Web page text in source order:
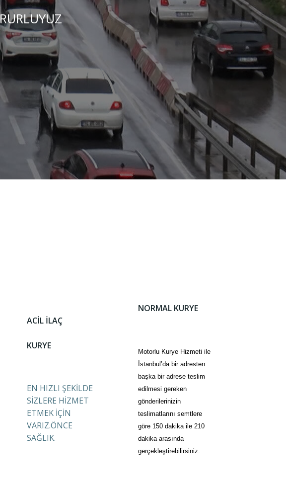
ACİL İLAÇ
KURYE
EN HIZLI ŞEKİLDE
SİZLERE HİZMET
ETMEK İÇİN
VARIZ.ÖNCE
SAĞLIK.
NORMAL KURYE
Motorlu Kurye Hizmeti ile
İstanbul’da bir adresten
başka bir adrese teslim
edilmesi gereken
gönderilerinizin
teslimatlarını semtlere
göre 150 dakika ile 210
dakika arasında
gerçekleştirebilirsiniz.